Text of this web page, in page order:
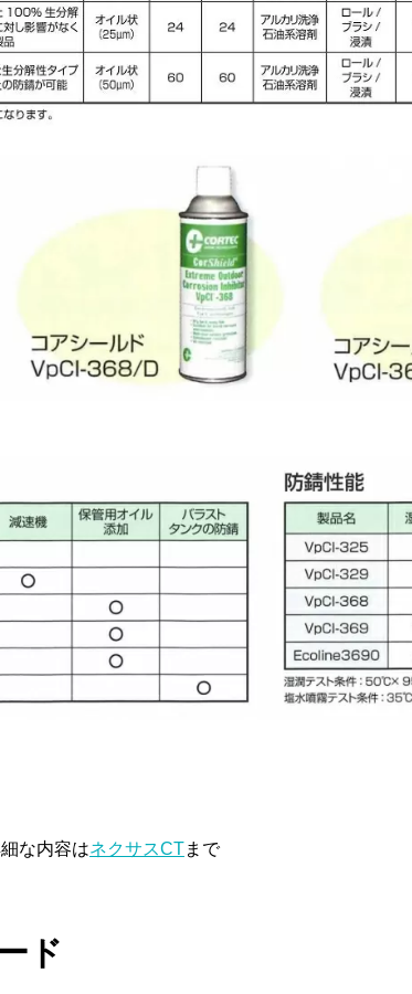
な内容はネクサスCTまで
ド